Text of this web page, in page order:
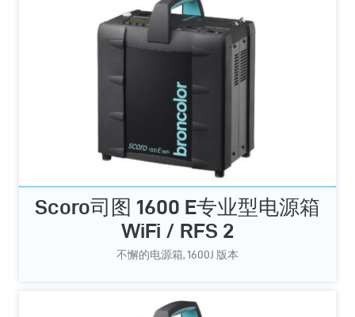
Scoro司图 1600 E专业型电源箱
WiFi / RFS 2
不懈的电源箱, 1600J 版本